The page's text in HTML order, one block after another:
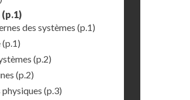
(p.1)
des systèmes (p.1)
(p.1)
(p.2)
(p.2)
(p.3)